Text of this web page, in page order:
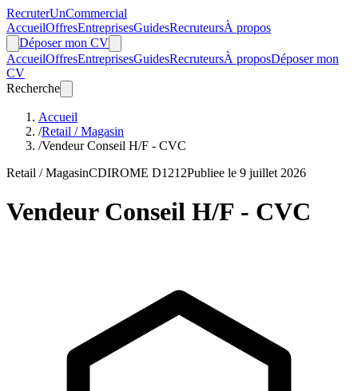
RecruterUnCommercial
AccueilOffresEntreprisesGuidesRecruteursÀ propos
Déposer mon CV
AccueilOffresEntreprisesGuidesRecruteursÀ proposDéposer mon
CV
Recherche
Accueil
/Retail / Magasin
/Vendeur Conseil H/F - CVC
Retail / MagasinCDIROME D1212Publiee le 9 juillet 2026
Vendeur Conseil H/F - CVC